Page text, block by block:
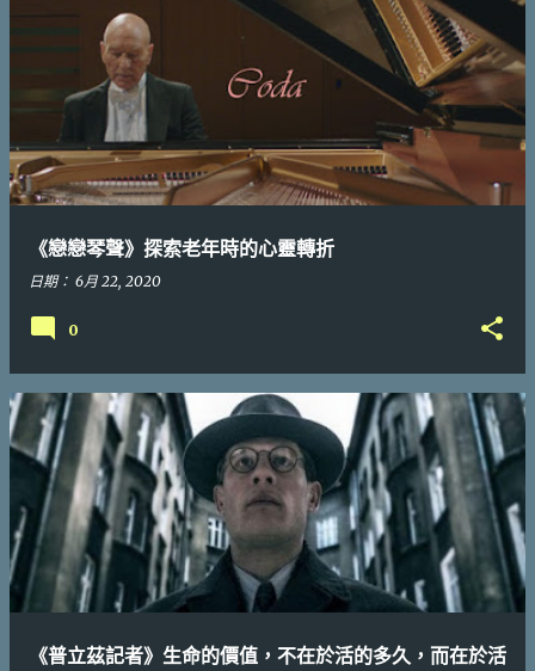
章
《戀戀琴聲》探索老年時的心靈轉折
日期： 6月 22, 2020
0
《普立茲記者》生命的價值，不在於活的多久，而在於活